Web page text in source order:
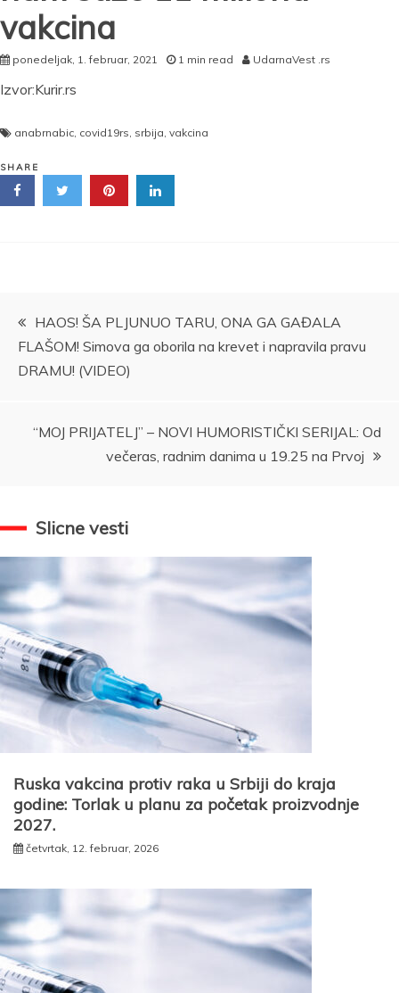
vakcina
ponedeljak, 1. februar, 2021 1 min read UdarnaVest .rs
Izvor:Kurir.rs
anabrnabic, covid19rs, srbija, vakcina
SHARE
Kretanje
članka
HAOS! ŠA PLJUNUO TARU, ONA GA GAĐALA
FLAŠOM! Simova ga oborila na krevet i napravila pravu
DRAMU! (VIDEO)
“MOJ PRIJATELJ” – NOVI HUMORISTIČKI SERIJAL: Od
večeras, radnim danima u 19.25 na Prvoj
Slicne vesti
Ruska vakcina protiv raka u Srbiji do kraja
godine: Torlak u planu za početak proizvodnje
2027.
četvrtak, 12. februar, 2026